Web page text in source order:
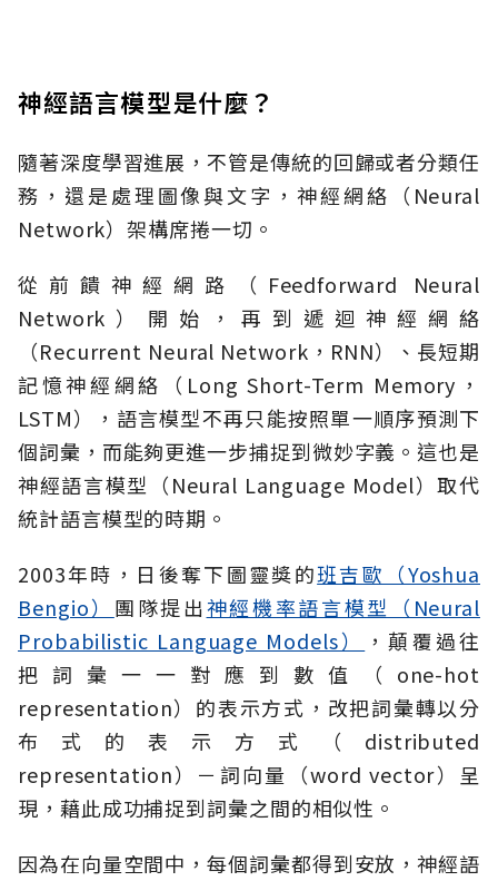
神經語言模型是什麼？
隨著深度學習進展，不管是傳統的回歸或者分類任
務，還是處理圖像與文字，神經網絡（Neural
Network）架構席捲一切。
從前饋神經網路（Feedforward Neural
Network）開始，再到遞迴神經網絡
（Recurrent Neural Network，RNN）、長短期
記憶神經網絡（Long Short-Term Memory，
LSTM），語言模型不再只能按照單一順序預測下
個詞彙，而能夠更進一步捕捉到微妙字義。這也是
神經語言模型（Neural Language Model）取代
統計語言模型的時期。
2003年時，日後奪下圖靈獎的班吉歐（Yoshua
Bengio） 團隊提出神經機率語言模型（Neural
Probabilistic Language Models）
，顛覆過往
把詞彙一一對應到數值（one-hot
representation）的表示方式，改把詞彙轉以分
布式的表示方式（distributed
representation）－詞向量（word vector）呈
現，藉此成功捕捉到詞彙之間的相似性。
因為在向量空間中，每個詞彙都得到安放，神經語